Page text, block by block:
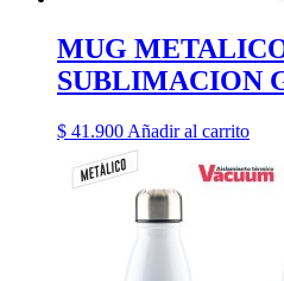
MUG
SUBLIMACION
$ 41.900 Añadir al carrito